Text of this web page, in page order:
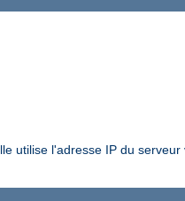
utilise l'adresse IP du serveur